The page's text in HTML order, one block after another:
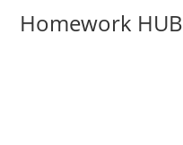
Homework HUB